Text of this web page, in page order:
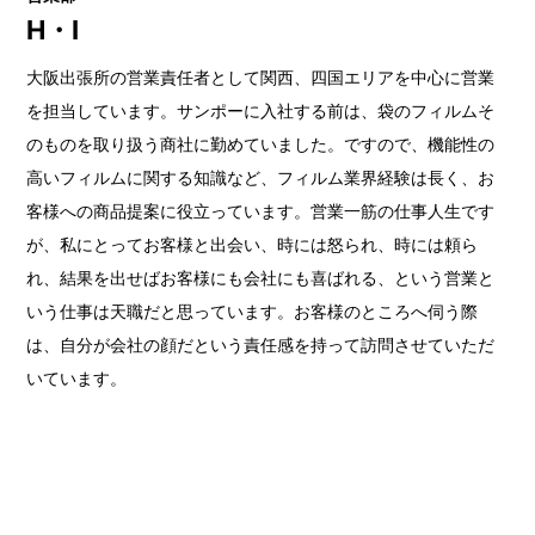
H・I
大阪出張所の営業責任者として関西、四国エリアを中心に営業
を担当しています。サンポーに入社する前は、袋のフィルムそ
のものを取り扱う商社に勤めていました。ですので、機能性の
高いフィルムに関する知識など、フィルム業界経験は長く、お
客様への商品提案に役立っています。営業一筋の仕事人生です
が、私にとってお客様と出会い、時には怒られ、時には頼ら
れ、結果を出せばお客様にも会社にも喜ばれる、という営業と
いう仕事は天職だと思っています。お客様のところへ伺う際
は、自分が会社の顔だという責任感を持って訪問させていただ
いています。